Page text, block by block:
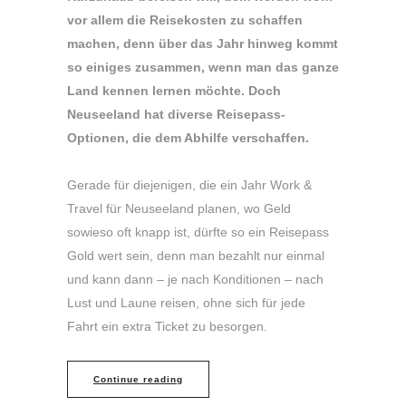
vor allem die Reisekosten zu schaffen
machen, denn über das Jahr hinweg kommt
so einiges zusammen, wenn man das ganze
Land kennen lernen möchte. Doch
Neuseeland hat diverse Reisepass-
Optionen, die dem Abhilfe verschaffen.
Gerade für diejenigen, die ein Jahr Work &
Travel für Neuseeland planen, wo Geld
sowieso oft knapp ist, dürfte so ein Reisepass
Gold wert sein, denn man bezahlt nur einmal
und kann dann – je nach Konditionen – nach
Lust und Laune reisen, ohne sich für jede
Fahrt ein extra Ticket zu besorgen.
Continue reading